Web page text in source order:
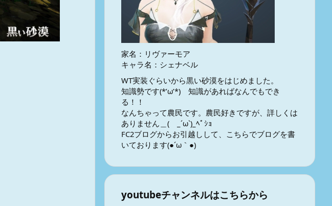
家名：リヴァーモア
キャラ名：シェナベル
WT実装ぐらいから黒い砂漠をはじめました。
知識勢です(*’ω’*) 知識があればなんでもでき
る！！
なんちゃって農民です。農民好きですが、詳しくは
ありません＿( _´ω`)_ﾍﾟｼｮ
FC2ブログからお引越しして、こちらでブログを書
いております(●´ω｀●)
youtubeチャンネルはこちらから